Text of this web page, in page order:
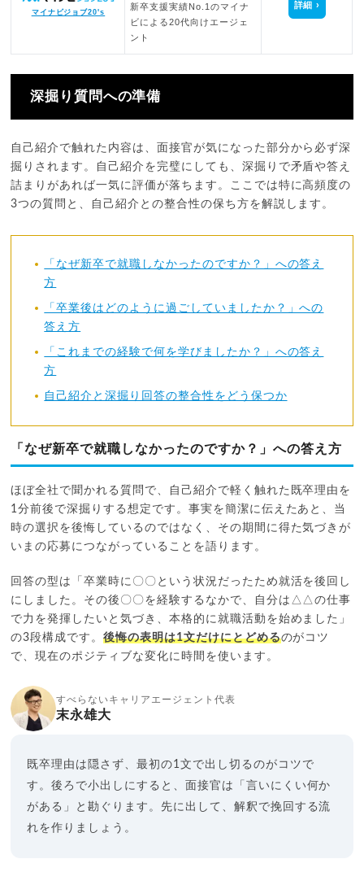
マイナビジョブ20's
新卒支援実績No.1のマイナ
ビによる20代向けエージェ
ント
詳細
深掘り質問への準備
自己紹介で触れた内容は、面接官が気になった部分から必ず深
掘りされます。自己紹介を完璧にしても、深掘りで矛盾や答え
詰まりがあれば一気に評価が落ちます。ここでは特に高頻度の
3つの質問と、自己紹介との整合性の保ち方を解説します。
「なぜ新卒で就職しなかったのですか？」への答え
方
「卒業後はどのように過ごしていましたか？」への
答え方
「これまでの経験で何を学びましたか？」への答え
方
自己紹介と深掘り回答の整合性をどう保つか
「なぜ新卒で就職しなかったのですか？」への答え方
ほぼ全社で聞かれる質問で、自己紹介で軽く触れた既卒理由を
1分前後で深掘りする想定です。事実を簡潔に伝えたあと、当
時の選択を後悔しているのではなく、その期間に得た気づきが
いまの応募につながっていることを語ります。
回答の型は「卒業時に〇〇という状況だったため就活を後回し
にしました。その後〇〇を経験するなかで、自分は△△の仕事
で力を発揮したいと気づき、本格的に就職活動を始めました」
の3段構成です。後悔の表明は1文だけにとどめるのがコツ
で、現在のポジティブな変化に時間を使います。
すべらないキャリアエージェント代表
末永雄大
既卒理由は隠さず、最初の1文で出し切るのがコツで
す。後ろで小出しにすると、面接官は「言いにくい何か
がある」と勘ぐります。先に出して、解釈で挽回する流
れを作りましょう。